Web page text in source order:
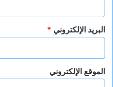
البريد الإلكتروني *
الموقع الإلكتروني